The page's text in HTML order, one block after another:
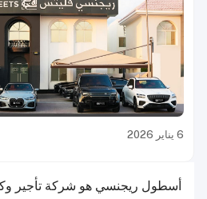
6 يناير 2026
أسطول ريجنسي هو شركة تأجير